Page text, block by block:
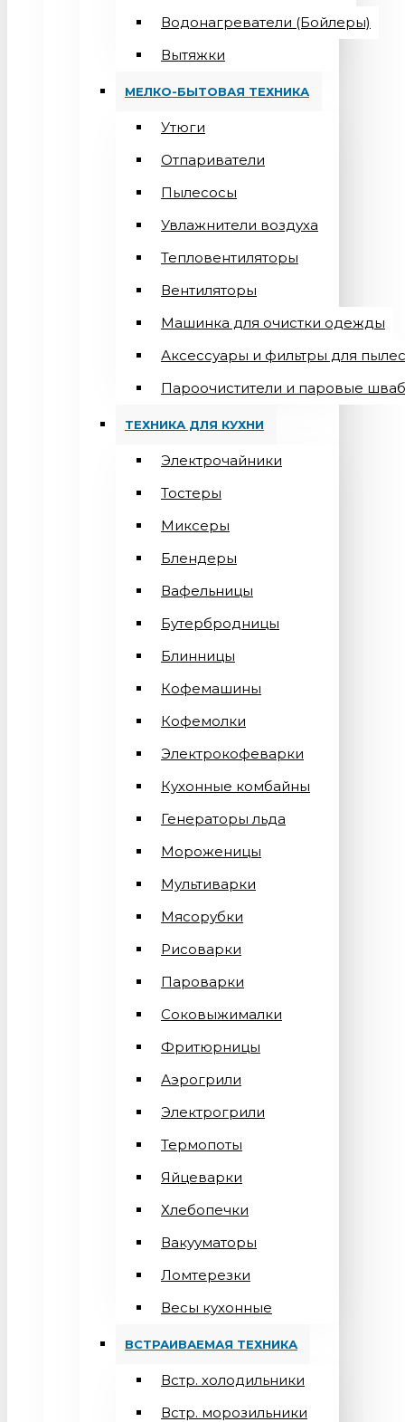
Водонагреватели (Бойлеры)
Вытяжки
МЕЛКО-БЫТОВАЯ ТЕХНИКА
Утюги
Отпариватели
Пылесосы
Увлажнители воздуха
Тепловентиляторы
Вентиляторы
Машинка для очистки одежды
Аксессуары и фильтры для
Пароочистители и паровые
ТЕХНИКА ДЛЯ КУХНИ
Электрочайники
Тостеры
Миксеры
Блендеры
Вафельницы
Бутербродницы
Блинницы
Кофемашины
Кофемолки
Электрокофеварки
Кухонные комбайны
Генераторы льда
Мороженицы
Мультиварки
Мясорубки
Рисоварки
Пароварки
Соковыжималки
Фритюрницы
Аэрогрили
Электрогрили
Термопоты
Яйцеварки
Хлебопечки
Вакууматоры
Ломтерезки
Весы кухонные
ВСТРАИВАЕМАЯ ТЕХНИКА
Встр. холодильники
Встр. морозильники